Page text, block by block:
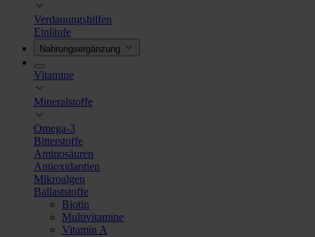
Verdauungshilfen
Einläufe
Nahrungsergänzung
Vitamine
Mineralstoffe
Omega-3
Bitterstoffe
Aminosäuren
Antioxidantien
Mikroalgen
Ballaststoffe
Biotin
Multivitamine
Vitamin A